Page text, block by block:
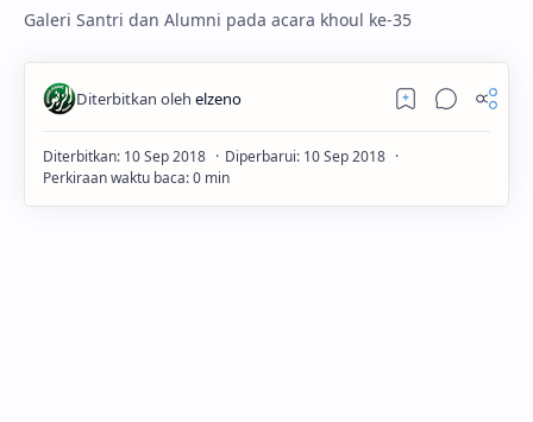
Galeri Santri dan Alumni pada acara khoul ke-35